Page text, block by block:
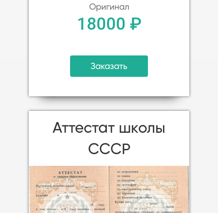
Оригинал
18000 ₽
Заказать
Аттестат школы
CCСР